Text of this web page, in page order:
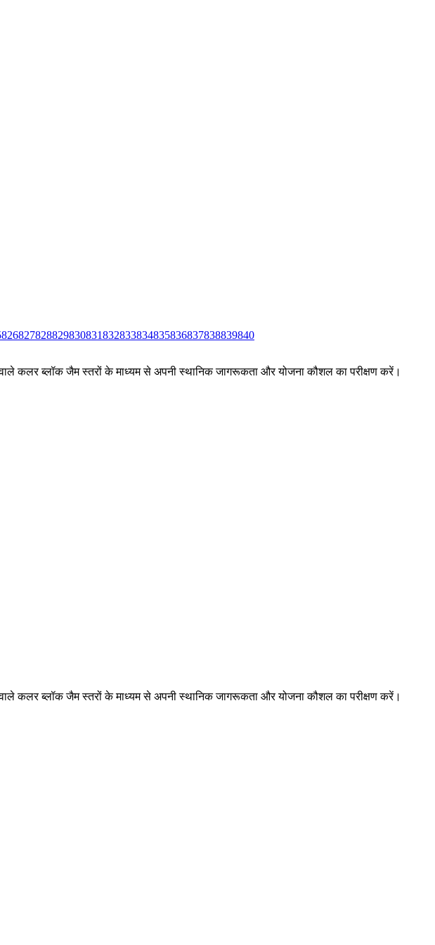
826827828829830831832833834835836837838839840
कलर ब्लॉक जैम स्तरों के माध्यम से अपनी स्थानिक जागरूकता और योजना कौशल का परीक्षण करें।
कलर ब्लॉक जैम स्तरों के माध्यम से अपनी स्थानिक जागरूकता और योजना कौशल का परीक्षण करें।